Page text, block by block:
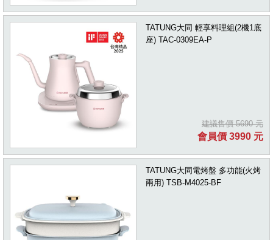
TATUNG大同 輕享料理組(2機1底
座) TAC-0309EA-P
建議售價 5690 元
會員價 3990 元
TATUNG大同電烤盤 多功能(火烤
兩用) TSB-M4025-BF